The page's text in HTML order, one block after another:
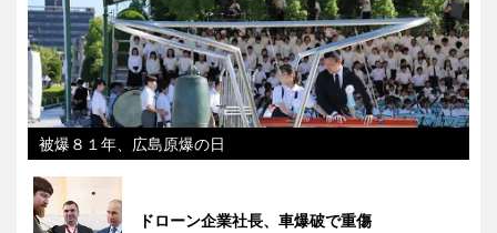
被爆８１年、広島原爆の日
ドローン企業社長、車爆破で重傷